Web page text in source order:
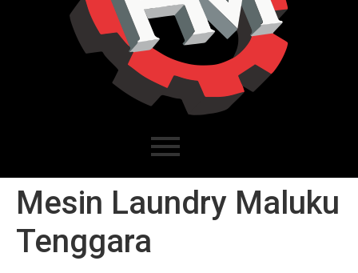
Mesin Laundry Maluku
Tenggara